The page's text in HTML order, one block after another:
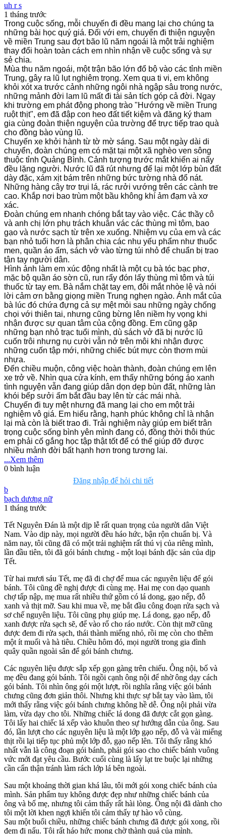
uh r s
1 tháng trước
Trong cuộc sống, mỗi chuyến đi đều mang lại cho chúng ta
những bài học quý giá. Đối với em, chuyến đi thiện nguyện
về miền Trung sau đợt bão lũ năm ngoái là một trải nghiệm
thay đổi hoàn toàn cách em nhìn nhận về cuộc sống và sự
sẻ chia.
Mùa thu năm ngoái, một trận bão lớn đổ bộ vào các tỉnh miền
Trung, gây ra lũ lụt nghiêm trọng. Xem qua ti vi, em không
khỏi xót xa trước cảnh những ngôi nhà ngập sâu trong nước,
những mảnh đời lam lũ mất đi tài sản tích góp cả đời. Ngay
khi trường em phát động phong trào "Hướng về miền Trung
ruột thịt", em đã đập con heo đất tiết kiệm và đăng ký tham
gia cùng đoàn thiện nguyện của trường để trực tiếp trao quà
cho đồng bào vùng lũ.
Chuyến xe khởi hành từ tờ mờ sáng. Sau một ngày dài di
chuyển, đoàn chúng em có mặt tại một xã nghèo ven sông
thuộc tỉnh Quảng Bình. Cảnh tượng trước mắt khiến ai nấy
đều lặng người. Nước lũ đã rút nhưng để lại một lớp bùn đất
dày đặc, xám xịt bám trên những bức tường nhà đổ nát.
Những hàng cây trơ trụi lá, rác rưởi vướng trên các cành tre
cao. Khắp nơi bao trùm một bầu không khí ảm đạm và xơ
xác.
Đoàn chúng em nhanh chóng bắt tay vào việc. Các thầy cô
và anh chị lớn phụ trách khuân vác các thùng mì tôm, bao
gạo và nước sạch từ trên xe xuống. Nhiệm vụ của em và các
bạn nhỏ tuổi hơn là phân chia các nhu yếu phẩm như thuốc
men, quần áo ấm, sách vở vào từng túi nhỏ để chuẩn bị trao
tận tay người dân.
Hình ảnh làm em xúc động nhất là một cụ bà tóc bạc phơ,
mặc bộ quần áo sờn cũ, run rẩy đón lấy thùng mì tôm và túi
thuốc từ tay em. Bà nắm chặt tay em, đôi mắt nhòe lệ và nói
lời cảm ơn bằng giọng miền Trung nghẹn ngào. Ánh mắt của
bà lúc đó chứa đựng cả sự mệt mỏi sau những ngày chống
chọi với thiên tai, nhưng cũng bừng lên niềm hy vọng khi
nhận được sự quan tâm của cộng đồng. Em cũng gặp
những bạn nhỏ trạc tuổi mình, dù sách vở đã bị nước lũ
cuốn trôi nhưng nụ cười vẫn nở trên môi khi nhận được
những cuốn tập mới, những chiếc bút mực còn thơm mùi
nhựa.
Đến chiều muộn, công việc hoàn thành, đoàn chúng em lên
xe trở về. Nhìn qua cửa kính, em thấy những bóng áo xanh
tình nguyện vẫn đang giúp dân dọn dẹp bùn đất, những làn
khói bếp sưởi ấm bắt đầu bay lên từ các mái nhà.
Chuyến đi tuy mệt nhưng đã mang lại cho em một trải
nghiệm vô giá. Em hiểu rằng, hạnh phúc không chỉ là nhận
lại mà còn là biết trao đi. Trải nghiệm này giúp em biết trân
trọng cuộc sống bình yên mình đang có, đồng thời thôi thúc
em phải cố gắng học tập thật tốt để có thể giúp đỡ được
nhiều mảnh đời bất hạnh hơn trong tương lai.
...Xem thêm
0 bình luận
Đăng nhập để hỏi chi tiết
b
bạch dương nữ
1 tháng trước
Tết Nguyên Đán là một dịp lễ rất quan trọng của người dân Việt
Nam. Vào dịp này, mọi người đều háo hức, bận rộn chuẩn bị. Và
năm nay, tôi cũng đã có một trải nghiệm rất thú vị của riêng mình,
lần đầu tiên, tôi đã gói bánh chưng - một loại bánh đặc sản của dịp
Tết.
Từ hai mươi sáu Tết, mẹ đã đi chợ để mua các nguyên liệu để gói
bánh. Tôi cũng đề nghị được đi cùng mẹ. Hai mẹ con dạo quanh
chợ tấp nập, mẹ mua rất nhiều thứ gồm có lá dong, gạo nếp, đỗ
xanh và thịt mỡ. Sau khi mua về, mẹ bắt đầu công đoạn rửa sạch và
sơ chế nguyên liệu. Tôi cũng phụ giúp mẹ. Lá dong, gạo nếp, đỗ
xanh được rửa sạch sẽ, để vào rổ cho ráo nước. Còn thịt mỡ cũng
được đem đi rửa sạch, thái thành miếng nhỏ, rồi mẹ còn cho thêm
một ít muối và hà tiêu. Chiều hôm đó, mọi người trong gia đình
quây quần ngoài sân để gói bánh chưng.
Các nguyên liệu được sắp xếp gọn gàng trên chiếu. Ông nội, bố và
mẹ đều đang gói bánh. Tôi ngồi cạnh ông nội để nhờ ông dạy cách
gói bánh. Tôi nhìn ông gói một lượt, rồi nghĩa rằng việc gói bánh
chưng cũng đơn giản thôi. Nhưng khi thực sự bắt tay vào làm, tôi
mới thấy rằng việc gói bánh chưng không hề dễ. Ông nội phải vừa
làm, vừa dạy cho tôi. Những chiếc lá dong đã được cắt gọn gàng.
Tôi lấy hai chiếc lá xếp vào khuôn theo sự hướng dẫn của ông. Sau
đó, lần lượt cho các nguyên liệu là một lớp gạo nếp, đỗ và vài miếng
thịt rồi lại tiếp tục phủ một lớp đỗ, gạo nếp lên. Tôi thấy rằng khó
nhất vẫn là công đoạn gói bánh, phải gói sao cho chiếc bánh vuông
vức mới đạt yêu cầu. Bước cuối cùng là lấy lạt tre buộc lại những
cần cẩn thận tránh làm rách lớp lá bên ngoài.
Sau một khoảng thời gian khá lâu, tôi mới gói xong chiếc bánh của
mình. Sản phẩm tuy không được đẹp như những chiếc bánh của
ông và bố mẹ, nhưng tôi cảm thấy rất hài lòng. Ông nội đã dành cho
tôi một lời khen ngợi khiến tôi cảm thấy tự hào vô cùng.
Sau một buổi chiều, những chiếc bánh chưng đã được gói xong, rồi
đem đi nấu. Tôi rất háo hức mong chờ thành quả của mình.